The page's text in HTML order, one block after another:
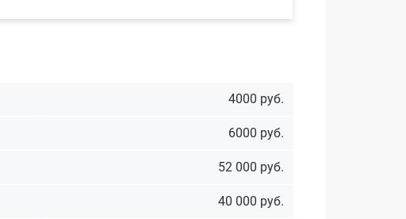
4000 руб.
6000 руб.
52 000 руб.
40 000 руб.